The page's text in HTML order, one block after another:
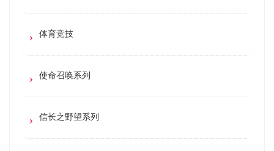
体育竞技
使命召唤系列
信长之野望系列